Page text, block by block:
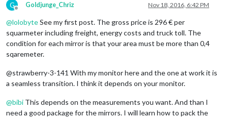
G
Offline
Goldjunge_Chriz Nov 18, 2016, 6:42 PM
@lolobyteSee my first post. The gross price is 296 € per
squarmeter including freight, energy costs and truck toll. The
condition for each mirror is that your area must be more than 0,4
sqaremeter.
@strawberry-3-141 With my monitor here and the one at work it is
a seamless transition. I think it depends on your monitor.
@bibi This depends on the measurements you want. And than I
need a good package for the mirrors. I will learn how to pack the